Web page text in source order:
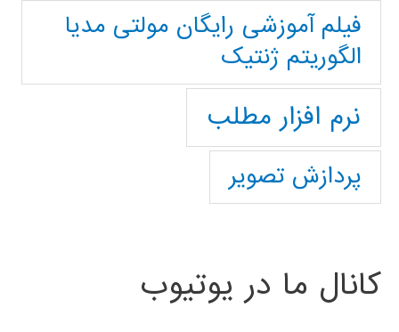
فیلم آموزشی رایگان مولتی مدیا
الگوریتم ژنتیک
نرم افزار مطلب
پردازش تصویر
کانال ما در یوتیوب